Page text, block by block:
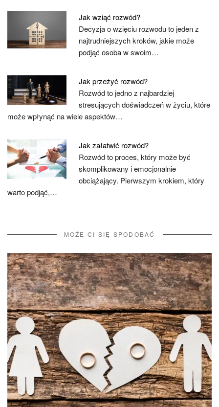
Jak wziąć rozwód?
Decyzja o wzięciu rozwodu to jeden z
najtrudniejszych kroków, jakie może
podjąć osoba w swoim…
Jak przeżyć rozwód?
Rozwód to jedno z najbardziej
stresujących doświadczeń w życiu, które
może wpłynąć na wiele aspektów…
Jak załatwić rozwód?
Rozwód to proces, który może być
skomplikowany i emocjonalnie
obciążający. Pierwszym krokiem, który
warto podjąć,…
MOŻE CI SIĘ SPODOBAĆ